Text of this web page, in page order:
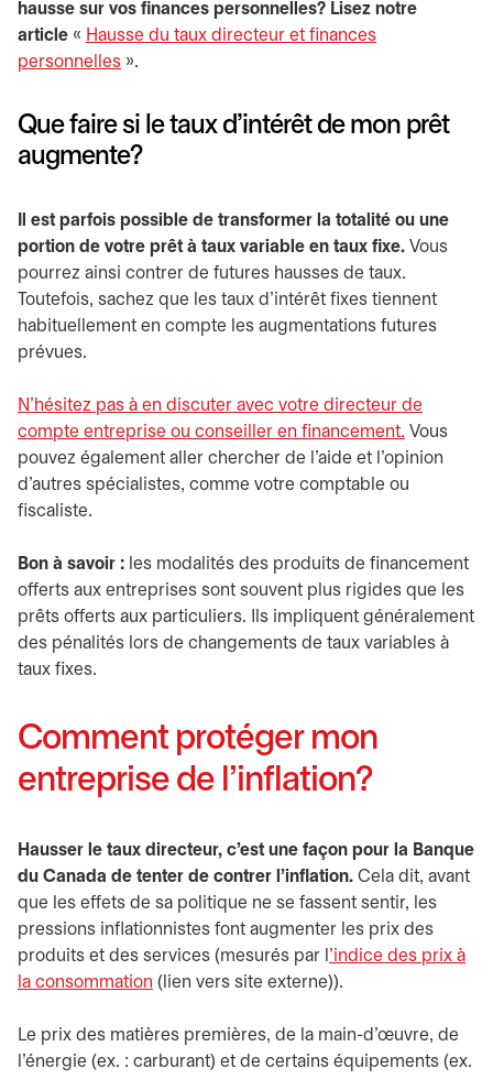
hausse sur vos finances personnelles? Lisez notre
article « Hausse du taux directeur et finances
personnelles ».
Que faire si le taux d’intérêt de mon prêt
augmente?
Il est parfois possible de transformer la totalité ou une
portion de votre prêt à taux variable en taux fixe. Vous
pourrez ainsi contrer de futures hausses de taux.
Toutefois, sachez que les taux d’intérêt fixes tiennent
habituellement en compte les augmentations futures
prévues.
N’hésitez pas à en discuter avec votre directeur de
compte entreprise ou conseiller en financement. s’ouvre
Vous
pouvez également aller chercher de l’aide et l’opinion
d’autres spécialistes, comme votre comptable ou
fiscaliste.
Bon à savoir : les modalités des produits de financement
offerts aux entreprises sont souvent plus rigides que les
prêts offerts aux particuliers. Ils impliquent généralement
des pénalités lors de changements de taux variables à
taux fixes.
Comment protéger mon
entreprise de l’inflation?
Hausser le taux directeur, c’est une façon pour la Banque
du Canada de tenter de contrer l’inflation. Cela dit, avant
que les effets de sa politique ne se fassent sentir, les
pressions inflationnistes font augmenter les prix des
produits et des services (mesurés par l ’indice des prix à
la consommation s’ouvre dans un nouvel onglet
(lien vers site externe)).
Le prix des matières premières, de la main-d’œuvre, de
l’énergie (ex. : carburant) et de certains équipements (ex.